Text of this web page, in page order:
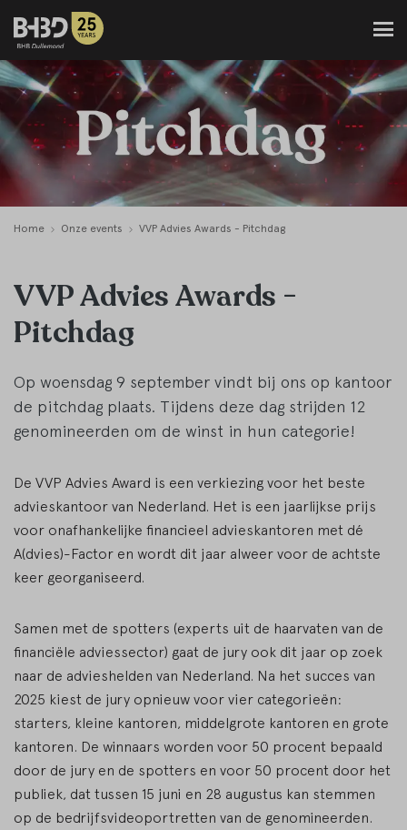
Home Onze events VVP Advies Awards - Pitchdag
VVP Advies Awards -
Pitchdag
Op woensdag 9 september vindt bij ons op kantoor
de pitchdag plaats. Tijdens deze dag strijden 12
genomineerden om de winst in hun categorie!
De VVP Advies Award is een verkiezing voor het beste
advieskantoor van Nederland. Het is een jaarlijkse prijs
voor onafhankelijke financieel advieskantoren met dé
A(dvies)-Factor en wordt dit jaar alweer voor de achtste
keer georganiseerd.
Samen met de spotters (experts uit de haarvaten van de
financiële adviessector) gaat de jury ook dit jaar op zoek
naar de advieshelden van Nederland. Na het succes van
2025 kiest de jury opnieuw voor vier categorieën:
starters, kleine kantoren, middelgrote kantoren en grote
kantoren. De winnaars worden voor 50 procent bepaald
door de jury en de spotters en voor 50 procent door het
publiek, dat tussen 15 juni en 28 augustus kan stemmen
op de bedrijfsvideoportretten van de genomineerden.